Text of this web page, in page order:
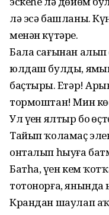
лә эсә башланы.
менән күтәрҙе.
Бала сағынан алып
юлдаш булды,
баҫтырҙы. Етәр!
тормоштан! Мин
Ул үҙен ялтыр боҙ
Тайып ҡоламаҫ
онталып һыуға
Батһа, үҙен кем
тотонорға,
Крандан шаулап